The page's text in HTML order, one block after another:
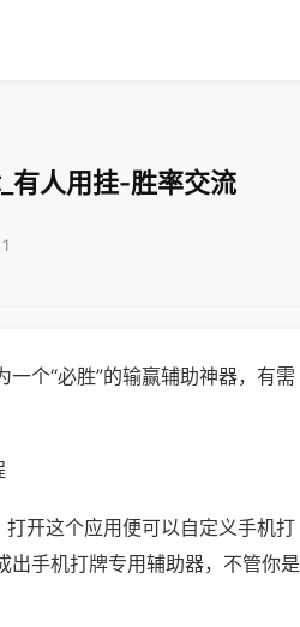
有人用挂-胜率交流
个“必胜”的输赢辅助神器，有需
开这个应用便可以自定义手机打
出手机打牌专用辅助器，不管你是